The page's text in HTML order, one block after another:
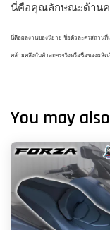
นี่คือคุณลักษณะด้านค
นี่คือผลงานของนิยาย ชื่อตัวละครสถานที่
คล้ายคลึงกับตัวละครจริงหรือชื่อของผลิ
You may